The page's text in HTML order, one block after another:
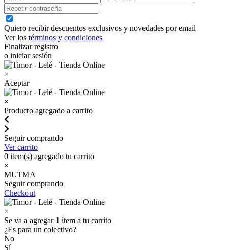
Quiero recibir descuentos exclusivos y novedades por email
Ver los términos y condiciones
Finalizar registro
o iniciar sesión
×
Aceptar
×
Producto agregado a carrito
Seguir comprando
Ver carrito
0 item(s) agregado tu carrito
×
MUTMA
Seguir comprando
Checkout
×
Se va a agregar 1 ítem a tu carrito
¿Es para un colectivo?
No
Sí